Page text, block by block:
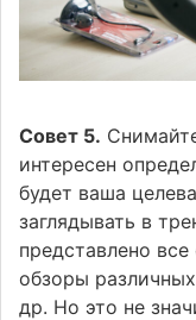
Совет 5.
интересен
будет ваша
заглядывать в
представлено
обзоры
др. Но это не